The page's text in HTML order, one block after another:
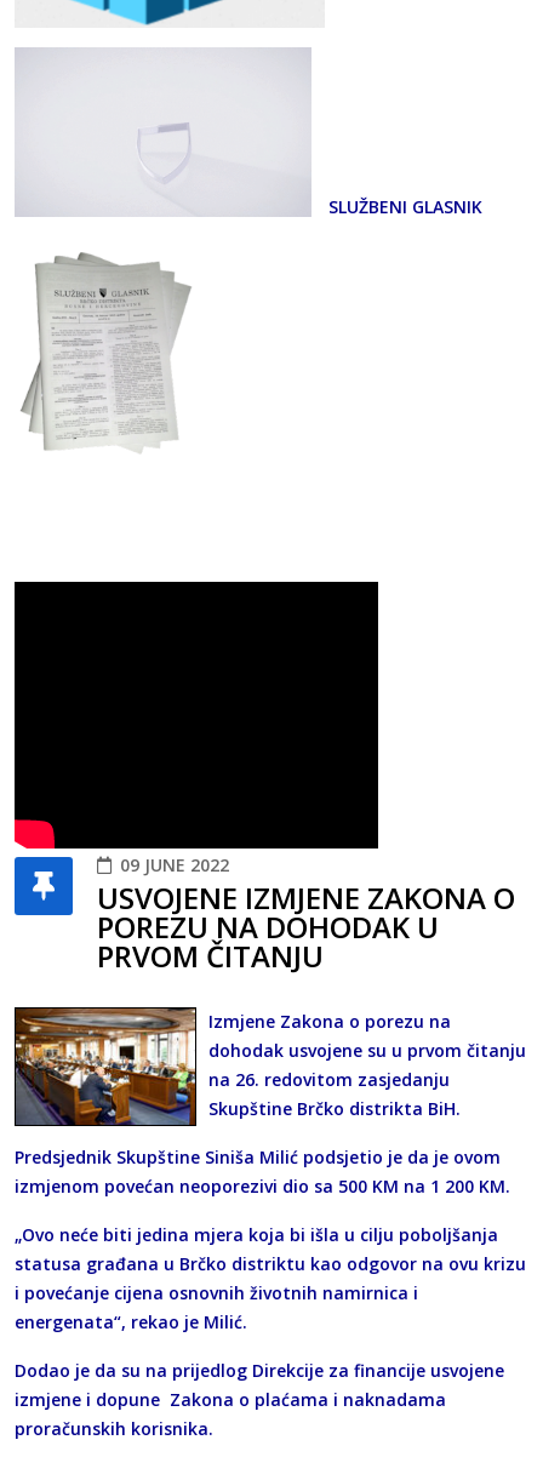
SLUŽBENI GLASNIK
09 JUNE 2022
USVOJENE IZMJENE ZAKONA O
POREZU NA DOHODAK U
PRVOM ČITANJU
Izmjene Zakona o porezu na
dohodak usvojene su u prvom čitanju
na 26. redovitom zasjedanju
Skupštine Brčko distrikta BiH.
Predsjednik Skupštine Siniša Milić podsjetio je da je ovom
izmjenom povećan neoporezivi dio sa 500 KM na 1 200 KM.
„Ovo neće biti jedina mjera koja bi išla u cilju poboljšanja
statusa građana u Brčko distriktu kao odgovor na ovu krizu
i povećanje cijena osnovnih životnih namirnica i
energenata“, rekao je Milić.
Dodao je da su na prijedlog Direkcije za financije usvojene
izmjene i dopune Zakona o plaćama i naknadama
proračunskih korisnika.